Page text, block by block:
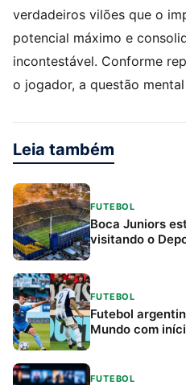
verdadeiros vilões que o
potencial máximo e
incontestável. Conforme
o jogador, a questão
Leia também
FUTEBOL
Boca Juniors
visitando o
FUTEBOL
Futebol
Mundo com
FUTEBOL